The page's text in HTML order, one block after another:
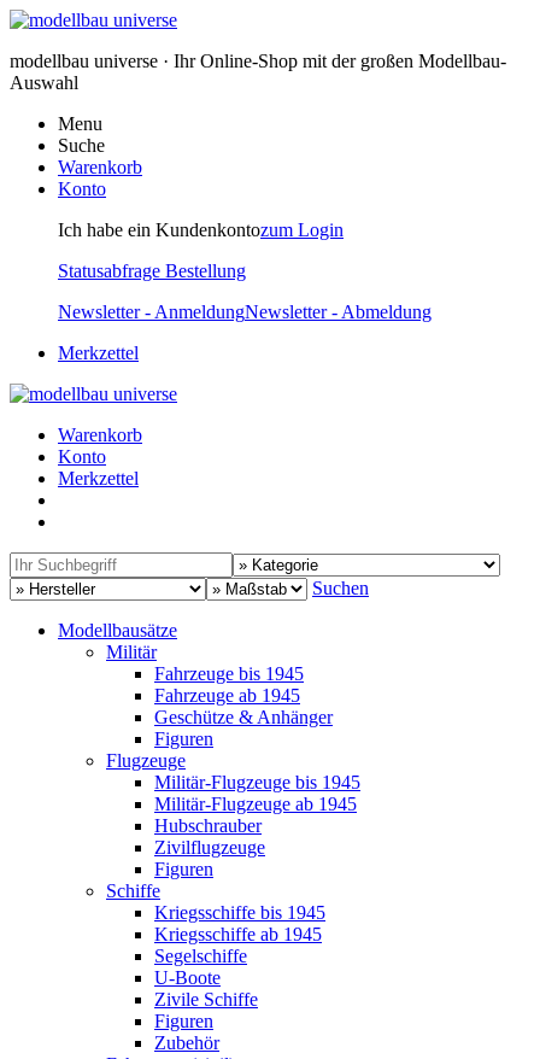
modellbau universe · Ihr Online-Shop mit der großen Modellbau-
Auswahl
Menu
Suche
Warenkorb
Konto
Ich habe ein Kundenkontozum Login
Statusabfrage Bestellung
Newsletter - AnmeldungNewsletter - Abmeldung
Merkzettel
Warenkorb
Konto
Merkzettel
Suchen
Modellbausätze
Militär
Fahrzeuge bis 1945
Fahrzeuge ab 1945
Geschütze & Anhänger
Figuren
Flugzeuge
Militär-Flugzeuge bis 1945
Militär-Flugzeuge ab 1945
Hubschrauber
Zivilflugzeuge
Figuren
Schiffe
Kriegsschiffe bis 1945
Kriegsschiffe ab 1945
Segelschiffe
U-Boote
Zivile Schiffe
Figuren
Zubehör